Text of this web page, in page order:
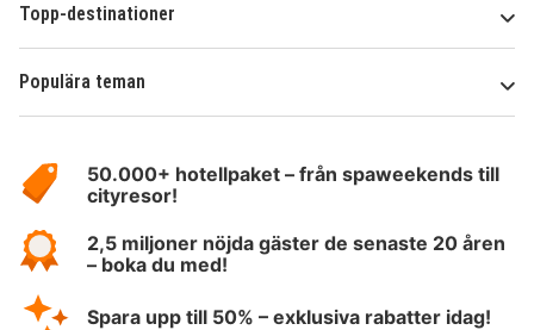
Topp-destinationer
Populära teman
HotelSpecials50.000+ hotellpaket – från spaweekends till
cityresor!
2,5 miljoner nöjda gäster de senaste 20 åren
– boka du med!
Spara upp till 50% – exklusiva rabatter idag!